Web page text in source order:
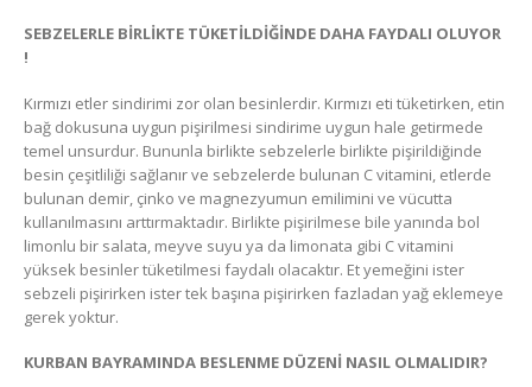
SEBZELERLE BİRLİKTE TÜKETİLDİĞİNDE DAHA FAYDALI OLUYOR
!
Kırmızı etler sindirimi zor olan besinlerdir. Kırmızı eti tüketirken, etin
bağ dokusuna uygun pişirilmesi sindirime uygun hale getirmede
temel unsurdur. Bununla birlikte sebzelerle birlikte pişirildiğinde
besin çeşitliliği sağlanır ve sebzelerde bulunan C vitamini, etlerde
bulunan demir, çinko ve magnezyumun emilimini ve vücutta
kullanılmasını arttırmaktadır. Birlikte pişirilmese bile yanında bol
limonlu bir salata, meyve suyu ya da limonata gibi C vitamini
yüksek besinler tüketilmesi faydalı olacaktır. Et yemeğini ister
sebzeli pişirirken ister tek başına pişirirken fazladan yağ eklemeye
gerek yoktur.
KURBAN BAYRAMINDA BESLENME DÜZENİ NASIL OLMALIDIR?